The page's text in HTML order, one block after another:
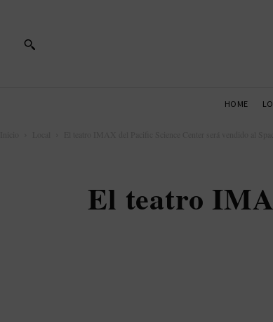
HOME
El teatro